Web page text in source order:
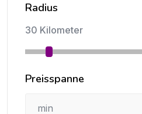
Radius
30 Kilometer
Preisspanne